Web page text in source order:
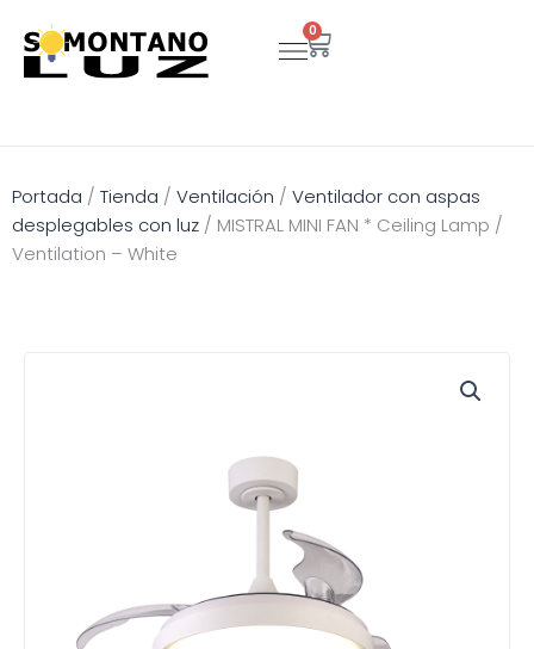
contenido
0
Carrito
Portada / Tienda / Ventilación / Ventilador con aspas
desplegables con luz / MISTRAL MINI FAN * Ceiling Lamp /
Ventilation – White